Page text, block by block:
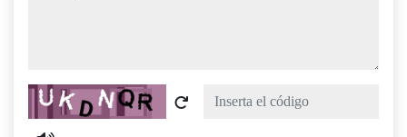
Captcha